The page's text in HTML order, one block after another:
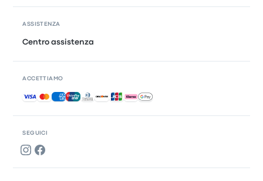
SEGUICI
ASSISTENZA
Centro assistenza
ACCETTIAMO
Pagamenti accettati